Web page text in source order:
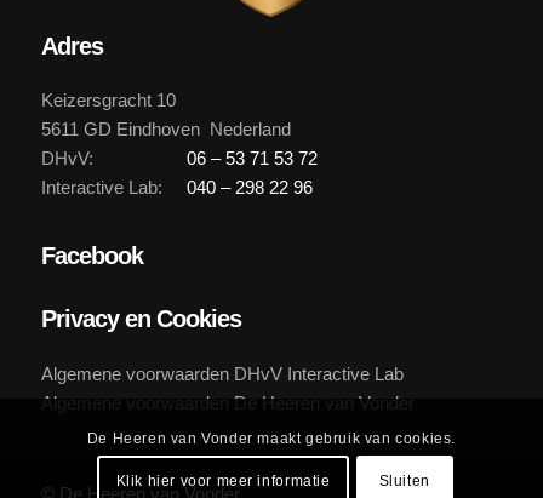
Adres
Keizersgracht 10
5611 GD Eindhoven Nederland
DHvV:
06 – 53 71 53 72
Interactive Lab:
040 – 298 22 96
Facebook
Privacy en Cookies
Algemene voorwaarden DHvV Interactive Lab
Algemene voorwaarden De Heeren van Vonder
© De Heeren van Vonder
De Heeren van Vonder maakt gebruik van cookies.
Klik hier voor meer informatie Sluiten